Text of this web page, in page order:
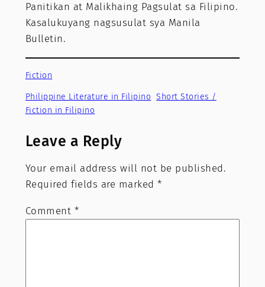
Panitikan at Malikhaing Pagsulat sa Filipino.
Kasalukuyang nagsusulat sya Manila
Bulletin.
Fiction
Philippine Literature in Filipino
Short Stories /
Fiction in Filipino
Leave a Reply
Your email address will not be published.
Required fields are marked*
Comment *